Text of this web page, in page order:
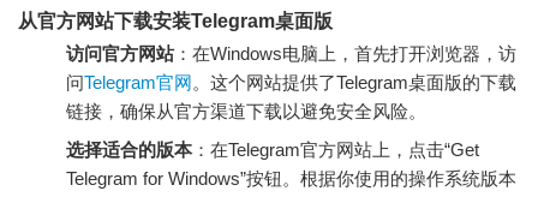
从官方网站下载安装Telegram桌面版
访问官方网站：在Windows电脑上，首先打开浏览器，访
问Telegram官网。这个网站提供了Telegram桌面版的下载
链接，确保从官方渠道下载以避免安全风险。
选择适合的版本：在Telegram官方网站上，点击“Get
Telegram for Windows”按钮。根据你使用的操作系统版本